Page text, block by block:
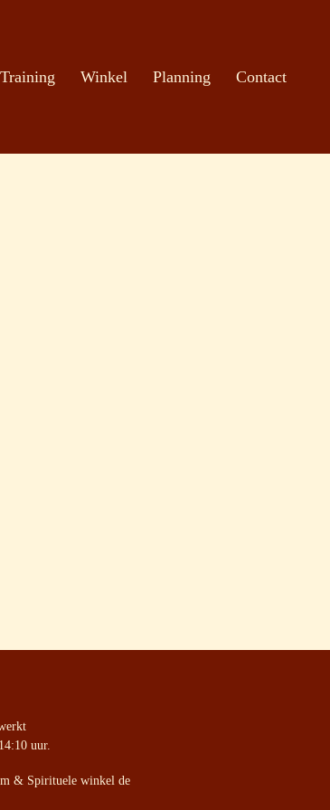
Winkel Planning Contact
uur.
& Spirituele winkel de